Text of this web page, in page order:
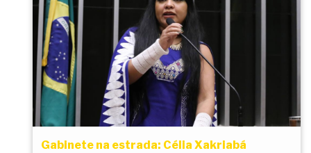
Gabinete na estrada: Célia Xakriabá